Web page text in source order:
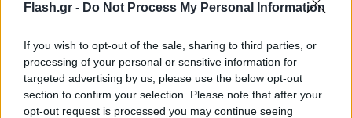
Flash.gr - Do Not Process My Personal Information
If you wish to opt-out of the sale, sharing to third parties, or
processing of your personal or sensitive information for
targeted advertising by us, please use the below opt-out
section to confirm your selection. Please note that after your
opt-out request is processed you may continue seeing